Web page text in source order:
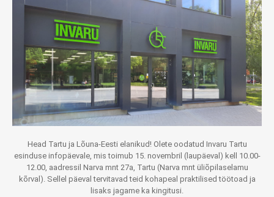
Head Tartu ja Lõuna-Eesti elanikud! Olete oodatud Invaru Tartu
esinduse infopäevale, mis toimub 15. novembril (laupäeval) kell 10.00-
12.00, aadressil Narva mnt 27a, Tartu (Narva mnt üliõpilaselamu
kõrval). Sellel päeval tervitavad teid kohapeal praktilised töötoad ja
lisaks jagame ka kingitusi.